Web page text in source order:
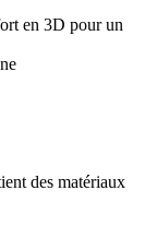
en 3D pour un
des matériaux